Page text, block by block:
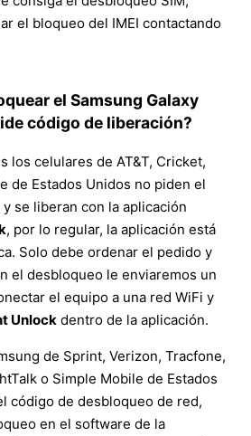
el bloqueo del IMEI contactando
el Samsung Galaxy
código de liberación?
los celulares de AT&T, Cricket,
de Estados Unidos no piden el
se liberan con la aplicación
, por lo regular, la aplicación está
Solo debe ordenar el pedido y
el desbloqueo le enviaremos un
el equipo a una red WiFi y
Unlock dentro de la aplicación.
de Sprint, Verizon, Tracfone,
o Simple Mobile de Estados
código de desbloqueo de red,
en el software de la